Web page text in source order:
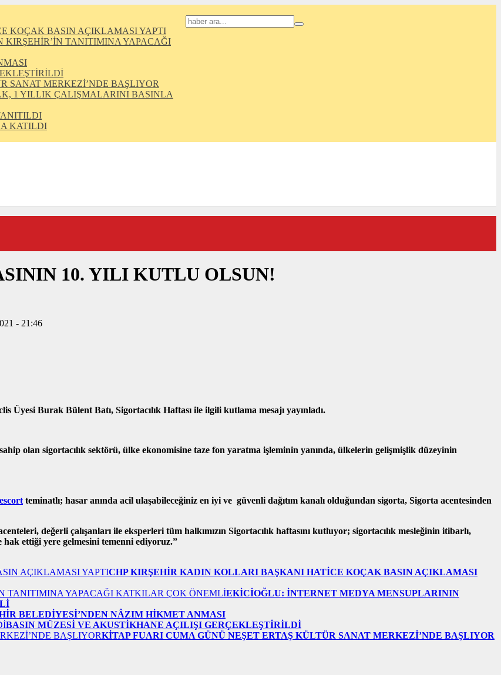
KOÇAK BASIN AÇIKLAMASI YAPTI
TANITIMINA YAPACAĞI
SANAT MERKEZİ’NDE BAŞLIYOR
1 YILLIK ÇALIŞMALARINI BASINLA
KATILDI
10. YILI KUTLU OLSUN!
- 21:46
Burak Bülent Batı, Sigortacılık Haftası ile ilgili kutlama mesajı yayınladı.
sigortacılık sektörü, ülke ekonomisine taze fon yaratma işleminin yanında, ülkelerin gelişmişlik düzeyinin
teminatlı; hasar anında acil ulaşabileceğiniz en iyi ve güvenli dağıtım kanalı olduğundan sigorta, Sigorta acentesinden
değerli çalışanları ile eksperleri tüm halkımızın Sigortacılık haftasını kutluyor; sigortacılık mesleğinin itibarlı,
hak ettiği yere gelmesini temenni ediyoruz.”
CHP KIRŞEHİR KADIN KOLLARI BAŞKANI HATİCE KOÇAK BASIN AÇIKLAMASI
EKİCİOĞLU: İNTERNET MEDYA MENSUPLARININ
BELEDİYESİ’NDEN NÂZIM HİKMET ANMASI
BASIN MÜZESİ VE AKUSTİKHANE AÇILIŞI GERÇEKLEŞTİRİLDİ
KİTAP FUARI CUMA GÜNÜ NEŞET ERTAŞ KÜLTÜR SANAT MERKEZİ’NDE BAŞLIYOR